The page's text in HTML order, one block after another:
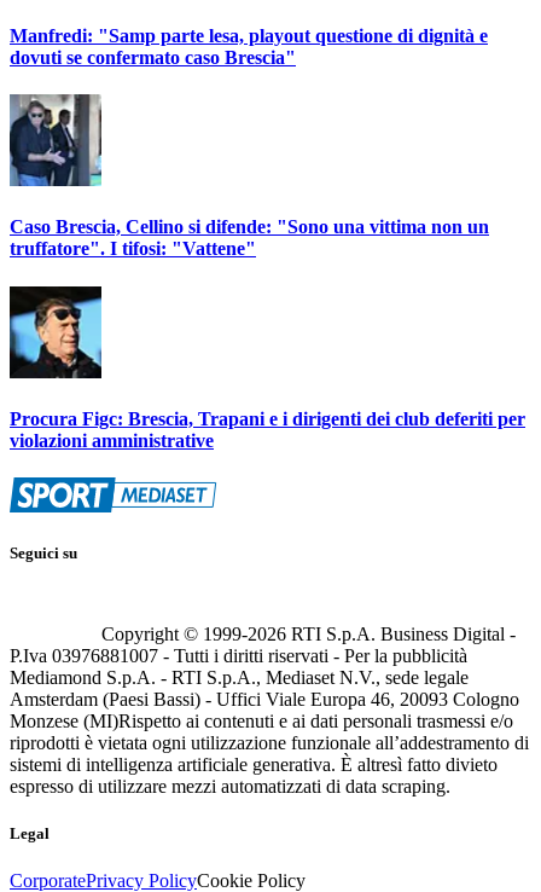
Manfredi: "Samp parte lesa, playout questione di dignità e
dovuti se confermato caso Brescia"
Caso Brescia, Cellino si difende: "Sono una vittima non un
truffatore". I tifosi: "Vattene"
Procura Figc: Brescia, Trapani e i dirigenti dei club deferiti per
violazioni amministrative
Seguici su
Copyright © 1999-2026 RTI S.p.A. Business Digital -
P.Iva 03976881007 - Tutti i diritti riservati - Per la pubblicità
Mediamond S.p.A. - RTI S.p.A., Mediaset N.V., sede legale
Amsterdam (Paesi Bassi) - Uffici Viale Europa 46, 20093 Cologno
Monzese (MI)Rispetto ai contenuti e ai dati personali trasmessi e/o
riprodotti è vietata ogni utilizzazione funzionale all’addestramento di
sistemi di intelligenza artificiale generativa. È altresì fatto divieto
espresso di utilizzare mezzi automatizzati di data scraping.
Legal
CorporatePrivacy PolicyCookie Policy